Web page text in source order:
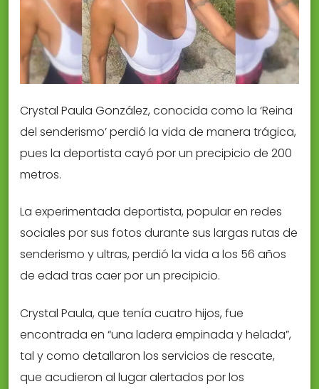
Crystal Paula González, conocida como la ‘Reina
del senderismo’ perdió la vida de manera trágica,
pues la deportista cayó por un precipicio de 200
metros.
La experimentada deportista, popular en redes
sociales por sus fotos durante sus largas rutas de
senderismo y ultras, perdió la vida a los 56 años
de edad tras caer por un precipicio.
Crystal Paula, que tenía cuatro hijos, fue
encontrada en “una ladera empinada y helada”,
tal y como detallaron los servicios de rescate,
que acudieron al lugar alertados por los